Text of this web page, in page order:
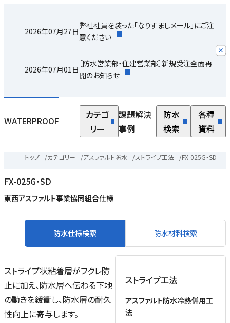
2026年07月27日
弊社社員を装った「なりすましメール」にご注
意ください
2026年07月01日
［防水営業部・住建営業部］新規受注全面再
開のお知らせ
WATERPROOF
カテゴ
リー
課題解決
事例
防水
検索
各種
資料
トップ /カテゴリー /アスファルト防水 /ストライプ工法 /FX-025G・SD
FX-025G・SD
東西アスファルト事業協同組合仕様
防水仕様検索 防水材料検索
ストライプ状粘着層がフクレ防
止に加え、防水層へ伝わる下地
の動きを緩衝し、防水層の耐久
性向上に寄与します。
ストライプ工法
アスファルト防水冷熱併用工
法